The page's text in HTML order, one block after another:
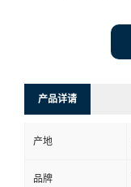
产品详请
产地
品牌